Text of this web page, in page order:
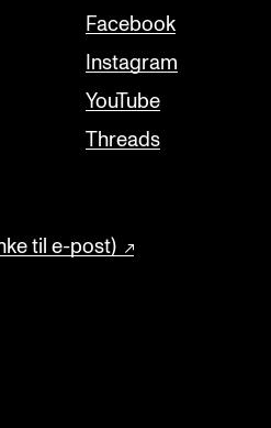
til e-post)
Facebook
Instagram
YouTube
Threads